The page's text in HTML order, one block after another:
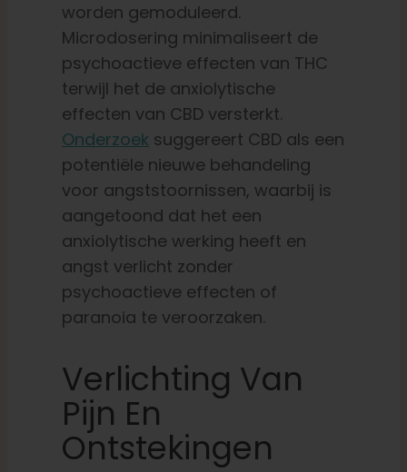
worden gemoduleerd.
Microdosering minimaliseert de
psychoactieve effecten van THC
terwijl het de anxiolytische
effecten van CBD versterkt.
Onderzoek suggereert CBD als een
potentiële nieuwe behandeling
voor angststoornissen, waarbij is
aangetoond dat het een
anxiolytische werking heeft en
angst verlicht zonder
psychoactieve effecten of
paranoia te veroorzaken.
Verlichting Van
Pijn En
Ontstekingen